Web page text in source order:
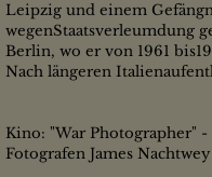
Leipzig und einem
wegenStaatsverleumdung
Berlin, wo er von 1961
Nach längeren
Kino: "War Photographer"
Fotografen James Nachtwey